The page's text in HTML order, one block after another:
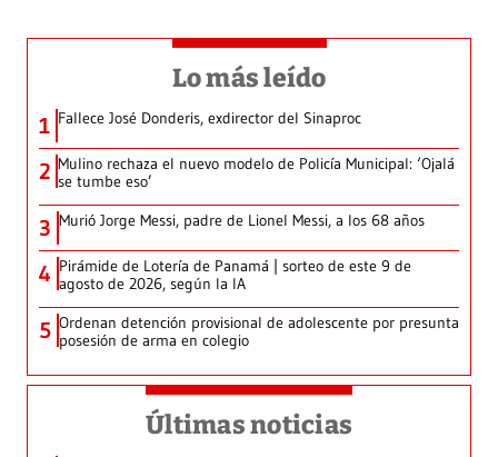
Lo más leído
1 Fallece José Donderis, exdirector del Sinaproc
2 Mulino rechaza el nuevo modelo de Policía Municipal: ‘Ojalá
se tumbe eso’
3 Murió Jorge Messi, padre de Lionel Messi, a los 68 años
4 Pirámide de Lotería de Panamá | sorteo de este 9 de
agosto de 2026, según la IA
5 Ordenan detención provisional de adolescente por presunta
posesión de arma en colegio
Últimas noticias